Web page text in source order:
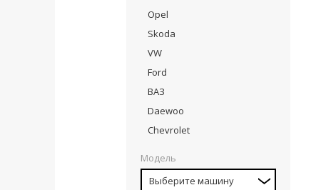
Opel
Skoda
VW
Ford
ВАЗ
Daewoo
Chevrolet
Модель
Выберите машину